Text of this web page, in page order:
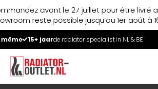
avant le 27 juillet pour être livré
reste possible jusqu’au 1er août à
15+ jaarde radiator specialist in NL & BE